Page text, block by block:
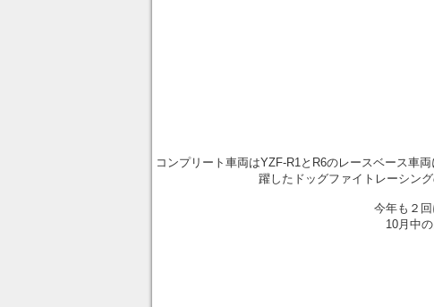
コンプリート車両はYZF-R1とR6のレースベース車
躍したドッグファイトレーシン
今年も２
10月中